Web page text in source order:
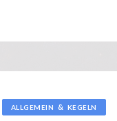
ALLGEMEIN & KEGELN